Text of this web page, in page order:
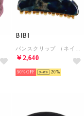
BIBI
￥2,640
50% 20